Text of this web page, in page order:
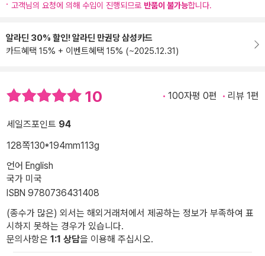
고객님의 요청에 의해 수입이 진행되므로 반품이 불가능합니다.
알라딘 30% 할인! 알라딘 만권당 삼성카드
카드혜택 15% + 이벤트혜택 15% (~2025.12.31)
10 100자평 0편 리뷰 1편
세일즈포인트 94
128쪽130*194mm113g
언어 English
국가 미국
ISBN 9780736431408
(종수가 많은) 외서는 해외거래처에서 제공하는 정보가 부족하여 표
시하지 못하는 경우가 있습니다.
문의사항은 1:1 상담을 이용해 주십시오.